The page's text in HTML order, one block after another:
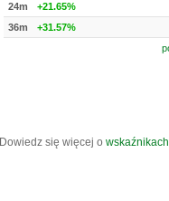
24m
+21.65%
36m
+31.57%
Dowiedz się więcej o